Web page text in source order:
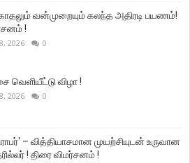
) காதலும் வன்முறையும் கலந்த அதிரடி பயணம்!
!
2026 0
வெளியீட்டு விழா !
2026 0
– வித்தியாசமான முயற்சியுடன் உருவான
! திரை விமர்சனம் !